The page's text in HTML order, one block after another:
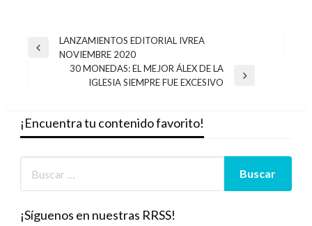
Navegación
Entrada
LANZAMIENTOS EDITORIAL IVREA
NOVIEMBRE 2020
30 MONEDAS: EL MEJOR ÁLEX DE LA
IGLESIA SIEMPRE FUE EXCESIVO
¡Encuentra tu contenido favorito!
¡Síguenos en nuestras RRSS!